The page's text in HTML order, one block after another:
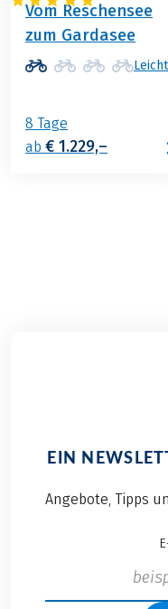
Vom Reschensee
zum Gardasee
Leicht
8 Tage
ab € 1.229,–
EIN
Angebote, Tipps